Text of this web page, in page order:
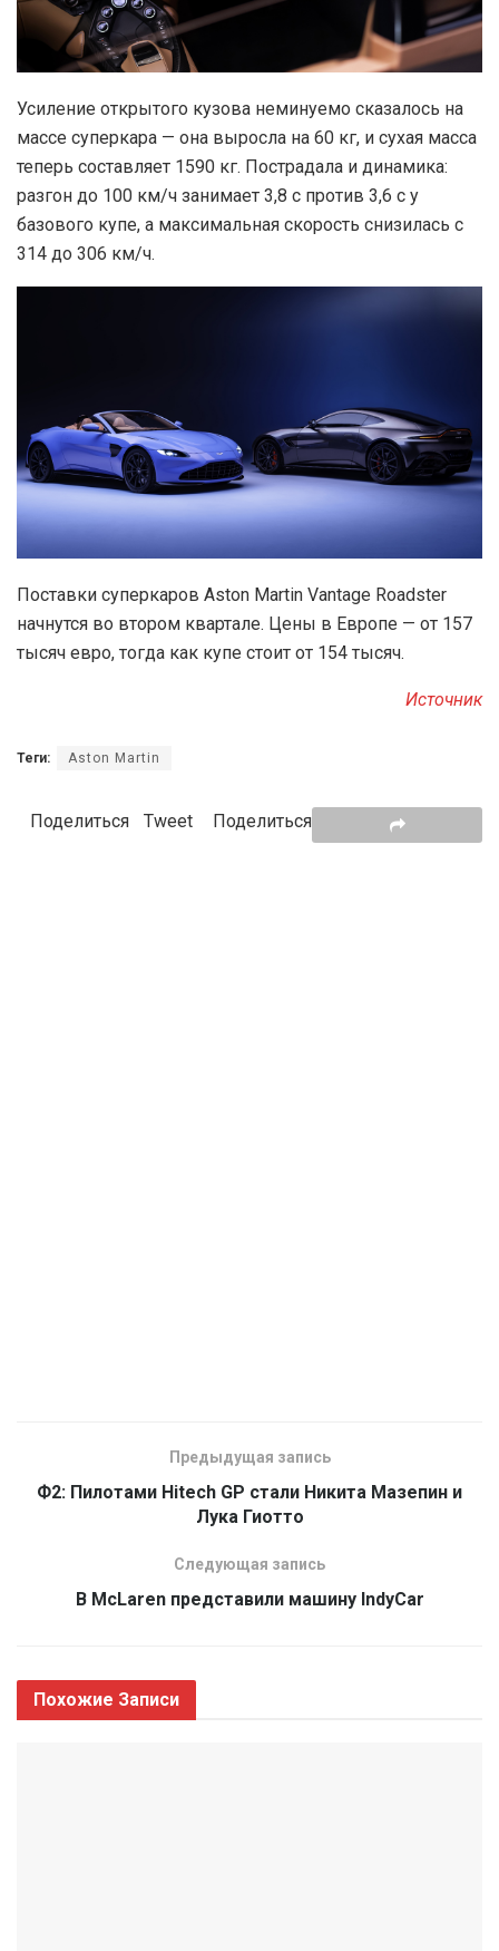
Усиление открытого кузова неминуемо сказалось на
массе суперкара — она выросла на 60 кг, и сухая масса
теперь составляет 1590 кг. Пострадала и динамика:
разгон до 100 км/ч занимает 3,8 с против 3,6 с у
базового купе, а максимальная скорость снизилась с
314 до 306 км/ч.
Поставки суперкаров Aston Martin Vantage Roadster
начнутся во втором квартале. Цены в Европе — от 157
тысяч евро, тогда как купе стоит от 154 тысяч.
Источник
Теги: Aston Martin
Поделиться Tweet Поделиться
Предыдущая запись
Ф2: Пилотами Hitech GP стали Никита Мазепин и
Лука Гиотто
Следующая запись
В McLaren представили машину IndyCar
Похожие Записи